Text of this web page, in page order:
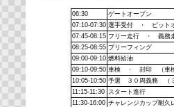
06:30
ゲートオープン
07:10-07:30 選手受付 ・ ピット
07:45-08:15 フリー走行 ・ 義務
08:25-08:55 ブリーフィング
09:00-09:10 燃料給油
09:10-09:50 車検 ・ 封印 （車検
10:05-10:50 予選 ３０周義務 （３
11:15-11:30 スタート進行
11:30-16:00 チャレンジカップ耐久